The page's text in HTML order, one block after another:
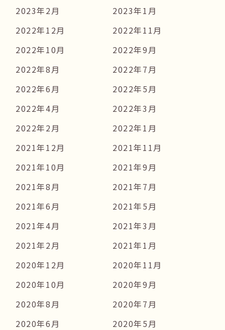
2023年2月
2023年1月
2022年12月
2022年11月
2022年10月
2022年9月
2022年8月
2022年7月
2022年6月
2022年5月
2022年4月
2022年3月
2022年2月
2022年1月
2021年12月
2021年11月
2021年10月
2021年9月
2021年8月
2021年7月
2021年6月
2021年5月
2021年4月
2021年3月
2021年2月
2021年1月
2020年12月
2020年11月
2020年10月
2020年9月
2020年8月
2020年7月
2020年6月
2020年5月